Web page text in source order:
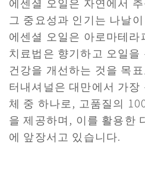
그 중요성과 인기는 나날
에센셜 오일은 아로마테
치료법은 향기하고 오일
건강을 개선하는 것을 목
터내셔널은 대만에서 가
체 중 하나로, 고품질의
을 제공하며, 이를 활용한
에 앞장서고 있습니다.